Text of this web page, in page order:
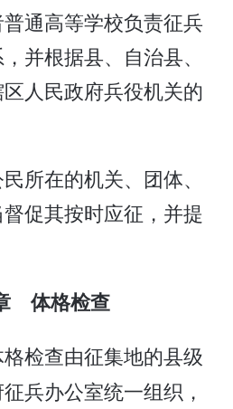
通高等学校负责征兵
并根据县、自治县、
人民政府兵役机关的
所在的机关、团体、
促其按时应征，并提
体格检查
检查由征集地的县级
兵办公室统一组织，